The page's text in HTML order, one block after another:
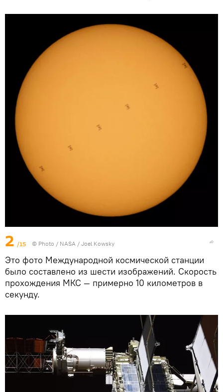
2 /15 © Photo / NASA / Joel Kowsky
Это фото Международной космической станции
было составлено из шести изображений. Скорость
прохождения МКС — примерно 10 километров в
секунду.